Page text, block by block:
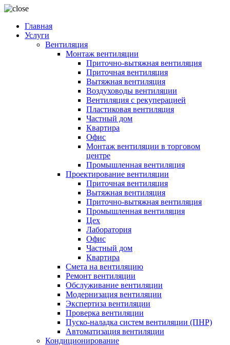
Главная
Услуги
Вентиляция
Монтаж вентиляции
Приточно-вытяжная вентиляция
Приточная вентиляция
Вытяжная вентиляция
Воздуховоды вентиляции
Вентиляция с рекуперацией
Пластиковая вентиляция
Частный дом
Квартира
Офис
Монтаж вентиляции в торговом
центре
Промышленная вентиляция
Проектирование вентиляции
Приточная вентиляция
Вытяжная вентиляция
Приточно-вытяжная вентиляция
Промышленная вентиляция
Цех
Лаборатория
Офис
Частный дом
Квартира
Смета на вентиляцию
Ремонт вентиляции
Обслуживание вентиляции
Модернизация вентиляции
Экспертиза вентиляции
Проверка вентиляции
Пуско-наладка систем вентиляции (ПНР)
Автоматизация вентиляции
Кондиционирование